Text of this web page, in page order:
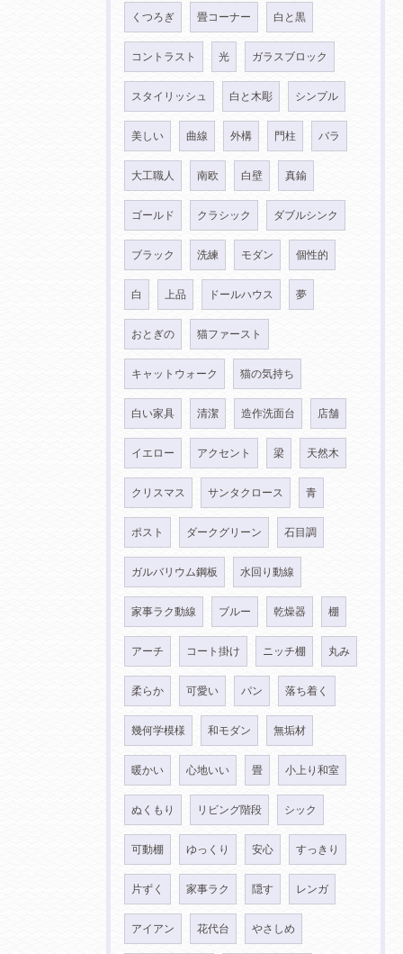
くつろぎ 畳コーナー 白と黒
コントラスト 光 ガラスブロック
スタイリッシュ 白と木彫 シンプル
美しい 曲線 外構 門柱 バラ
大工職人 南欧 白壁 真鍮
ゴールド クラシック ダブルシンク
ブラック 洗練 モダン 個性的
白 上品 ドールハウス 夢
おとぎの 猫ファースト
キャットウォーク 猫の気持ち
白い家具 清潔 造作洗面台 店舗
イエロー アクセント 梁 天然木
クリスマス サンタクロース 青
ポスト ダークグリーン 石目調
ガルバリウム鋼板 水回り動線
家事ラク動線 ブルー 乾燥器 棚
アーチ コート掛け ニッチ棚 丸み
柔らか 可愛い パン 落ち着く
幾何学模様 和モダン 無垢材
暖かい 心地いい 畳 小上り和室
ぬくもり リビング階段 シック
可動棚 ゆっくり 安心 すっきり
片ずく 家事ラク 隠す レンガ
アイアン 花代台 やさしめ